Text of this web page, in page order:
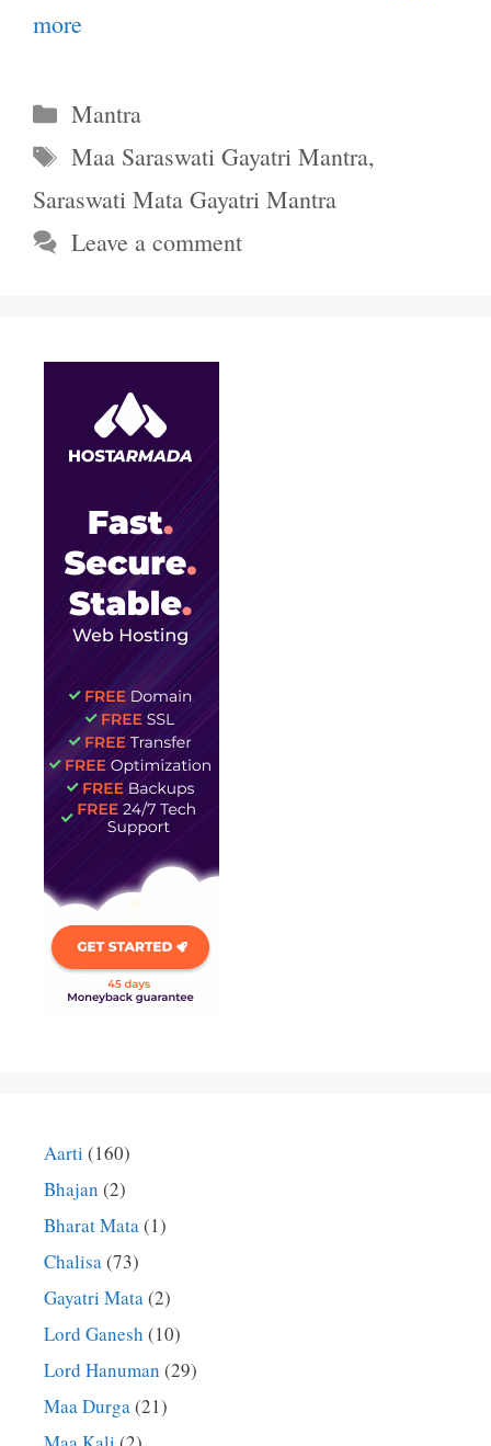
more
Categories
Mantra
Tags
Maa Saraswati Gayatri Mantra,
Saraswati Mata Gayatri Mantra
Leave a comment
Aarti (160)
Bhajan (2)
Bharat Mata(1)
Chalisa(73)
Gayatri Mata(2)
Lord Ganesh (10)
Lord Hanuman (29)
Maa Durga(21)